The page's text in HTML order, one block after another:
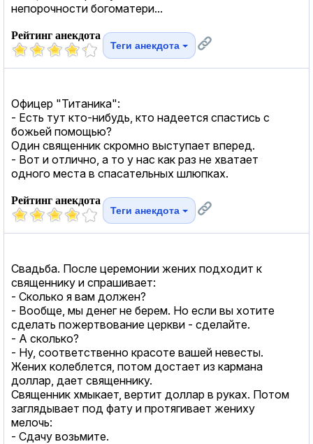
непорочности богоматери...
Рейтинг анекдота
Теги анекдота
Офицер "Титаника":
- Есть тут кто-нибудь, кто надеется спастись с
божьей помощью?
Один священник скромно выступает вперед.
- Вот и отлично, а то у нас как раз не хватает
одного места в спасательных шлюпках.
Рейтинг анекдота
Теги анекдота
Свадьба. После церемонии жених подходит к
священнику и спрашивает:
- Сколько я вам должен?
- Вообще, мы денег не берем. Но если вы хотите
сделать пожертвование церкви - сделайте.
- А сколько?
- Ну, соответственно красоте вашей невесты.
Жених колеблется, потом достает из кармана
доллар, дает священнику.
Священник хмыкает, вертит доллар в руках. Потом
заглядывает под фату и протягивает жениху
мелочь:
- Сдачу возьмите.